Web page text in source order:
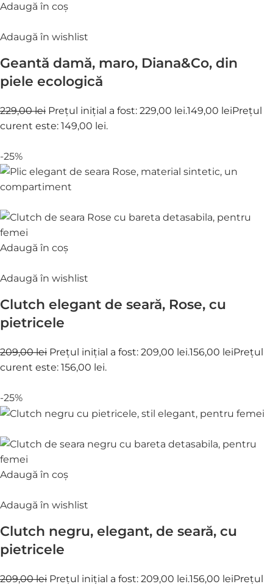
Adaugă în coș
Adaugă în wishlist
Geantă damă, maro, Diana&Co, din
piele ecologică
229,00 lei Prețul inițial a fost: 229,00 lei.149,00 leiPrețul
curent este: 149,00 lei.
-25%
Adaugă în coș
Adaugă în wishlist
Clutch elegant de seară, Rose, cu
pietricele
209,00 lei Prețul inițial a fost: 209,00 lei.156,00 leiPrețul
curent este: 156,00 lei.
-25%
Adaugă în coș
Adaugă în wishlist
Clutch negru, elegant, de seară, cu
pietricele
209,00 lei Prețul inițial a fost: 209,00 lei.156,00 leiPrețul